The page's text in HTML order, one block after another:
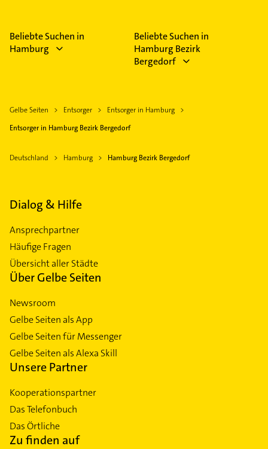
Beliebte Suchen in
Hamburg
Beliebte Suchen in
Hamburg Bezirk
Bergedorf
Gelbe Seiten Entsorger
Entsorger in Hamburg
Entsorger in Hamburg Bezirk Bergedorf
Deutschland Hamburg Hamburg Bezirk Bergedorf
Dialog & Hilfe
Ansprechpartner
Häufige Fragen
Übersicht aller Städte
Über Gelbe Seiten
Newsroom
Gelbe Seiten als App
Gelbe Seiten für Messenger
Gelbe Seiten als Alexa Skill
Unsere Partner
Kooperationspartner
Das Telefonbuch
Das Örtliche
Zu finden auf